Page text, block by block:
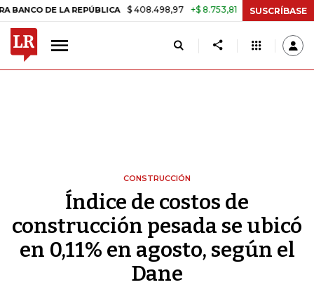
DE LA REPÚBLICA $ 408.498,97 +$ 8.753,81 +2,19% TASA DE
SUSCRÍBASE
CONSTRUCCIÓN
Índice de costos de
construcción pesada se ubicó
en 0,11% en agosto, según el
Dane